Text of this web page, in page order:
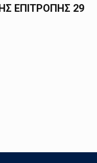
ΕΠΙΤΡΟΠΗΣ 29